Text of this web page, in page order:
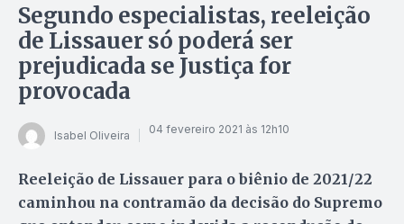
Segundo especialistas, reeleição
de Lissauer só poderá ser
prejudicada se Justiça for
provocada
Isabel Oliveira 04 fevereiro 2021 às 12h10
Reeleição de Lissauer para o biênio de 2021/22
caminhou na contramão da decisão do Supremo